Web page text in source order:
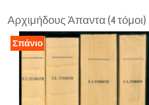
Αρχιμήδους Άπαντα (4 τόμοι)
Σπάνιο